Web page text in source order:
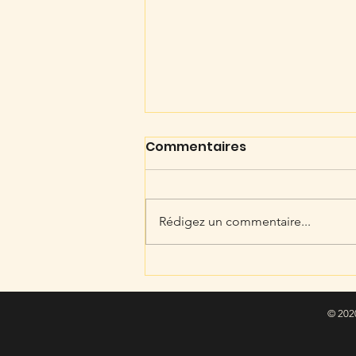
Melodia Therapy : quand
le son devient une
Commentaires
Rédigez un commentaire...
©